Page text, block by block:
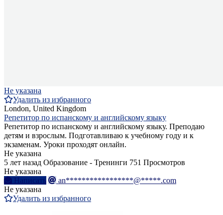
Не указана
Удалить из избранного
London, United Kingdom
Репетитор по испанскому и английскому языку
Репетитор по испанскому и английскому языку. Преподаю
детям и взрослым. Подготавливаю к учебному году и к
экзаменам. Уроки проходят онлайн.
Не указана
5 лет назад Образование - Тренинги 751 Просмотров
Не указана
Написать
an*****************@*****.com
Не указана
Удалить из избранного